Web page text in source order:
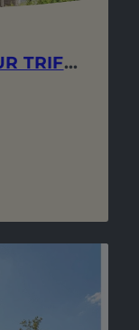
MODERNE ARCHITEKTUR TRIFFT WASSERLAGE: 4 ZIMMER, TERRASSE UND PERFEKTE INFRASTRUKTUR